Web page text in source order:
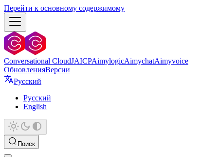
Перейти к основному содержимому
Conversational CloudJAICPAimylogicAimychatAimyvoice
ОбновленияВерсии
Русский
Русский
English
Поиск